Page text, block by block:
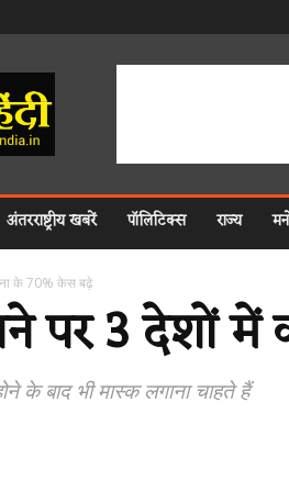
अंतरराष्ट्रीय खबरें पॉलिटिक्स राज्य
के 70% केस बढ़े
पर 3 देशों
के बाद भी मास्क लगाना चाहते हैं